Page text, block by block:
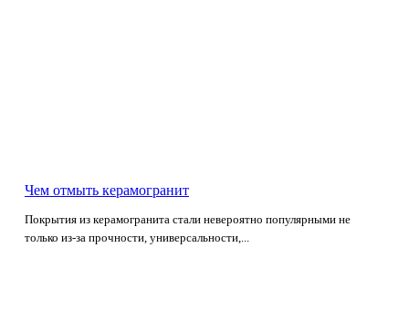
Чем отмыть керамогранит
Покрытия из керамогранита стали невероятно популярными не
только из-за прочности, универсальности,...